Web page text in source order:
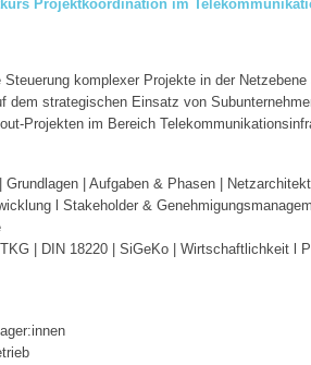
Projektkoordination im
komplexer Projekte in der
dem strategischen Einsatz von
Projekten im Bereich
| Aufgaben & Phasen |
l Stakeholder &
| DIN 18220 | SiGeKo | Wirtschaftlichkeit